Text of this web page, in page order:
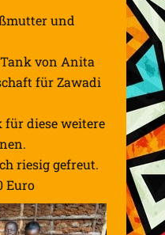
und
von Anita
für Zawadi
für diese weitere
riesig gefreut.
Euro